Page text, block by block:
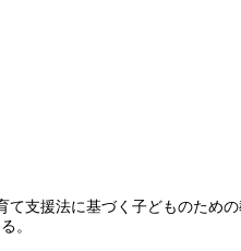
支援法に基づく子どものため
。